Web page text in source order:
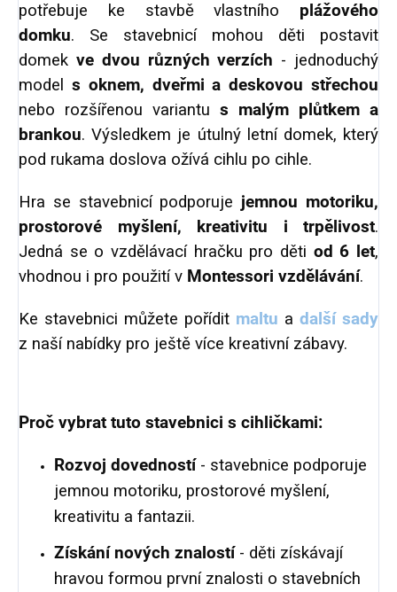
potřebuje ke stavbě vlastního plážového
domku. Se stavebnicí mohou děti postavit
domek ve dvou různých verzích - jednoduchý
model s oknem, dveřmi a deskovou střechou
nebo rozšířenou variantu s malým plůtkem a
brankou. Výsledkem je útulný letní domek, který
pod rukama doslova ožívá cihlu po cihle.
Hra se stavebnicí podporuje jemnou motoriku,
prostorové myšlení, kreativitu i trpělivost.
Jedná se o vzdělávací hračku pro děti od 6 let,
vhodnou i pro použití v Montessori vzdělávání.
Ke stavebnici můžete pořídit maltu a další sady
z naší nabídky pro ještě více kreativní zábavy.
Proč vybrat tuto stavebnici s cihličkami:
Rozvoj dovedností - stavebnice podporuje
jemnou motoriku, prostorové myšlení,
kreativitu a fantazii.
Získání nových znalostí- děti získávají
hravou formou první znalosti o stavebních